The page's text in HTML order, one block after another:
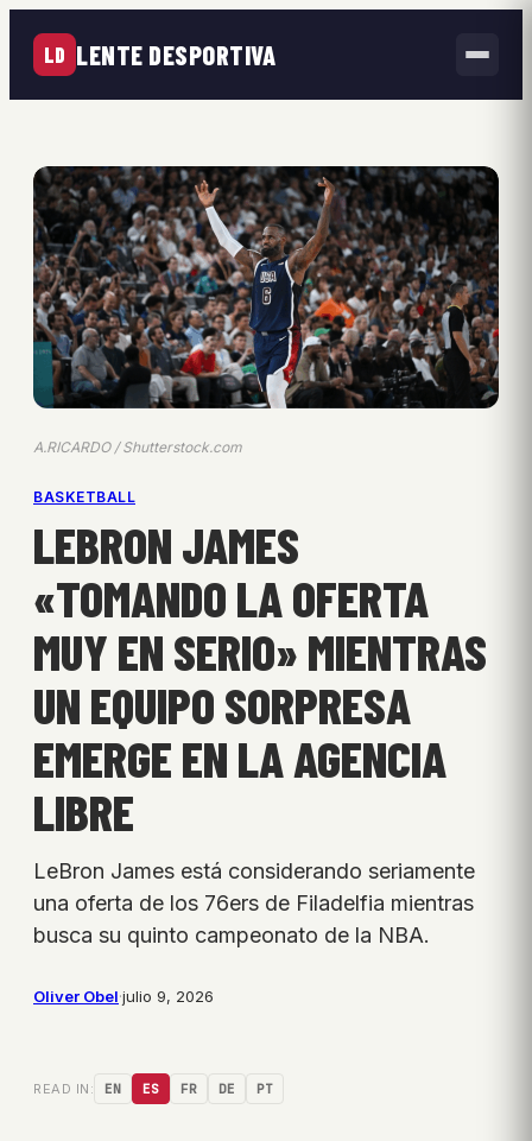
LD LENTE DESPORTIVA
A.RICARDO / Shutterstock.com
BASKETBALL
LEBRON JAMES
«TOMANDO LA OFERTA
MUY EN SERIO» MIENTRAS
UN EQUIPO SORPRESA
EMERGE EN LA AGENCIA
LIBRE
LeBron James está considerando seriamente
una oferta de los 76ers de Filadelfia mientras
busca su quinto campeonato de la NBA.
Oliver Obel·julio 9, 2026
READ IN: EN ES FR DE PT